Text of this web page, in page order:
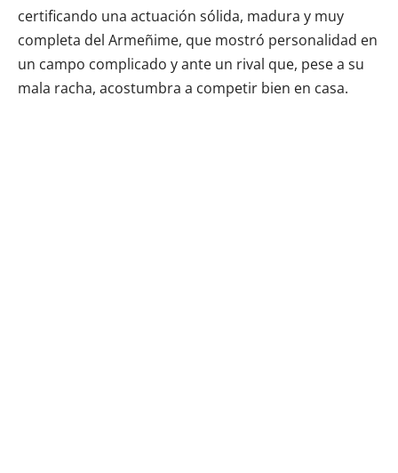
certificando una actuación sólida, madura y muy
completa del Armeñime, que mostró personalidad en
un campo complicado y ante un rival que, pese a su
mala racha, acostumbra a competir bien en casa.